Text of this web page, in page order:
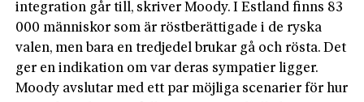
integration går till, skriver Moody. I Estland finns 83
000 människor som är röstberättigade i de ryska
valen, men bara en tredjedel brukar gå och rösta. Det
ger en indikation om var deras sympatier ligger.
Moody avslutar med ett par möjliga scenarier för hur